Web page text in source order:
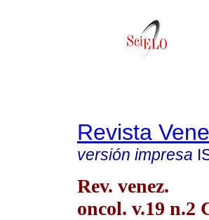
Revista
versión impresa
Rev. venez.
oncol. v.19 n.2